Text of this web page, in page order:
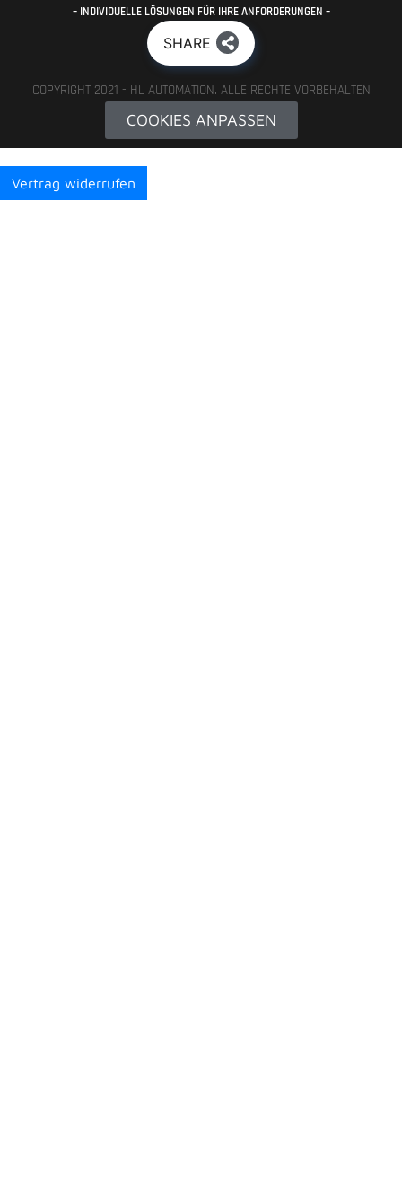
– INDIVIDUELLE LÖSUNGEN FÜR IHRE ANFORDERUNGEN –
SHARE
COPYRIGHT 2021 - HL AUTOMATION. ALLE RECHTE VORBEHALTEN
COOKIES ANPASSEN
Vertrag widerrufen